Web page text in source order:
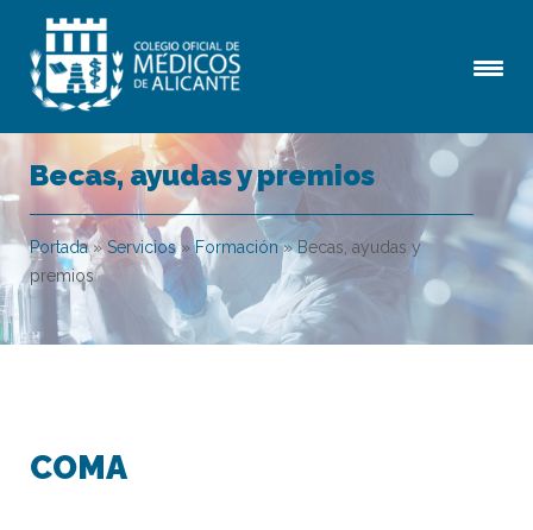
Becas, ayudas y premios
Portada»Servicios »Formación»Becas, ayudas y
premios
COMA